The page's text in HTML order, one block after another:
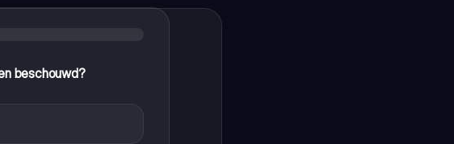
beschouwd?